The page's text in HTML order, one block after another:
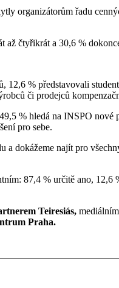
organizátorům řadu
čtyřikrát a 30,6 %
% představovali
či prodejců
% hledá na INSPO nové
pro sebe.
dokážeme najít pro
87,4 % určitě ano, 12,6
Teiresiás,
Praha.